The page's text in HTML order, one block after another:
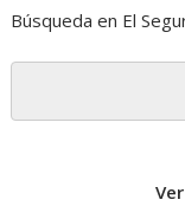
Búsqueda en El